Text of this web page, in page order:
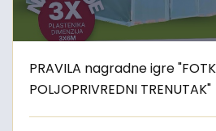
PRAVILA nagradne igre
POLJOPRIVREDNI TRENUTAK"